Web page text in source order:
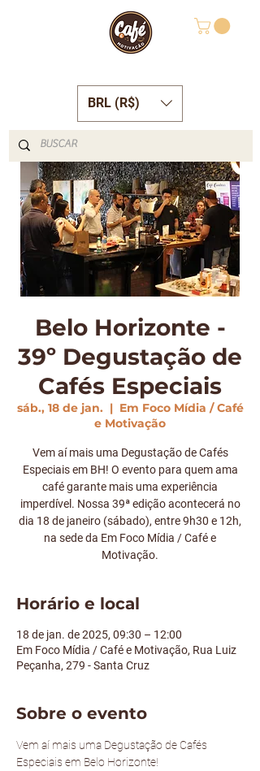
BRL (R$)
Belo Horizonte -
39º Degustação de
Cafés Especiais
sáb., 18 de jan.
  |
Em Foco Mídia / Café
e Motivação
Vem aí mais uma Degustação de Cafés
Especiais em BH! O evento para quem ama
café garante mais uma experiência
imperdível. Nossa 39ª edição acontecerá no
dia 18 de janeiro (sábado), entre 9h30 e 12h,
na sede da Em Foco Mídia / Café e
Horário e local
18 de jan. de 2025, 09:30 – 12:00
Em Foco Mídia / Café e Motivação, Rua Luiz
Peçanha, 279 - Santa Cruz
Sobre o evento
Vem aí mais uma Degustação de Cafés
Especiais em Belo Horizonte!